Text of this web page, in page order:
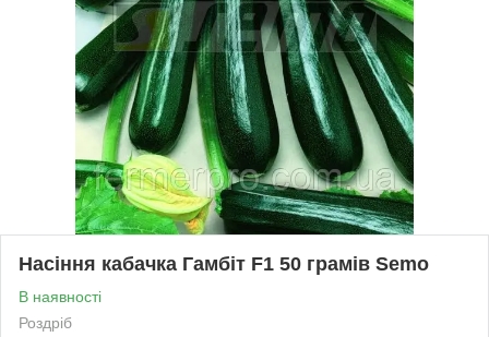
Насіння кабачка Гамбіт F1 50 грамів Semo
В наявності
Роздріб